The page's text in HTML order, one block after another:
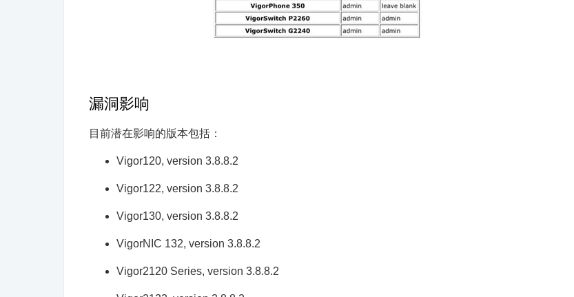
漏洞影响
目前潜在影响的版本包括：
Vigor120, version 3.8.8.2
Vigor122, version 3.8.8.2
Vigor130, version 3.8.8.2
VigorNIC 132, version 3.8.8.2
Vigor2120 Series, version 3.8.8.2